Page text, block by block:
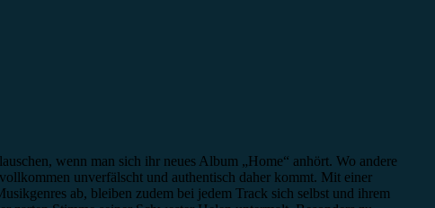
wenn man sich ihr neues Album „Home“ anhört. Wo andere
unverfälscht und authentisch daher kommt. Mit einer
ab, bleiben zudem bei jedem Track sich selbst und ihrem